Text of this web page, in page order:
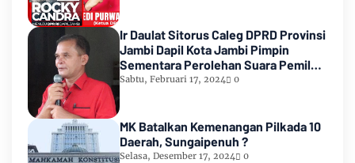
Ir Daulat Sitorus Caleg DPRD Provinsi
Jambi Dapil Kota Jambi Pimpin
Sementara Perolehan Suara Pemilu
2024
Sabtu, Februari 17, 2024 0
MK Batalkan Kemenangan Pilkada 10
Daerah, Sungaipenuh ?
Selasa, Desember 17, 2024 0